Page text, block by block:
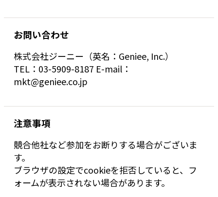
お問い合わせ
株式会社ジーニー（英名：Geniee, Inc.）
TEL：03-5909-8187 E-mail：
mkt@geniee.co.jp
注意事項
競合他社など参加をお断りする場合がございま
す。
ブラウザの設定でcookieを拒否していると、フ
ォームが表示されない場合があります。